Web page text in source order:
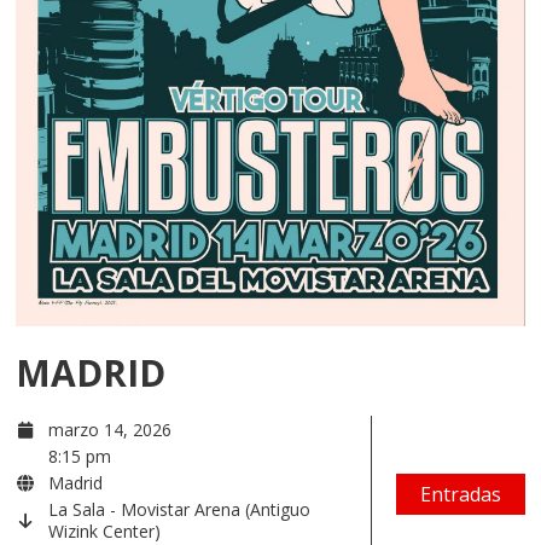
MADRID
marzo 14, 2026
8:15 pm
Madrid
La Sala - Movistar Arena (Antiguo
Wizink Center)
Entradas